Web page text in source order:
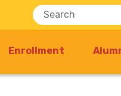
Enrollment